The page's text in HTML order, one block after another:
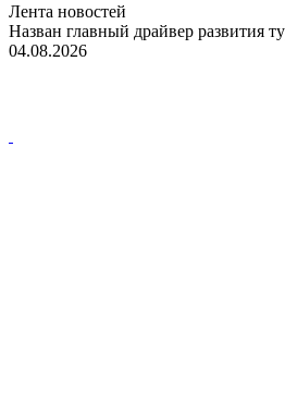
Лента новостей
Назван главный драйвер развития
04.08.2026